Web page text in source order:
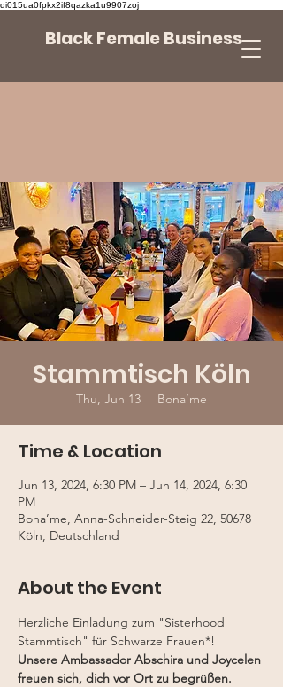
qi015ua0fpkx2if8qazka1u9907zoj
Black Female Business
Stammtisch Köln
Thu, Jun 13
  |
Bona’me
Time & Location
Jun 13, 2024, 6:30 PM – Jun 14, 2024, 6:30
PM
Bona’me, Anna-Schneider-Steig 22, 50678
Köln, Deutschland
About the Event
Herzliche Einladung zum "Sisterhood
Stammtisch" für Schwarze Frauen*!
Unsere Ambassador Abschira und Joycelen
freuen sich, dich vor Ort zu begrüßen.